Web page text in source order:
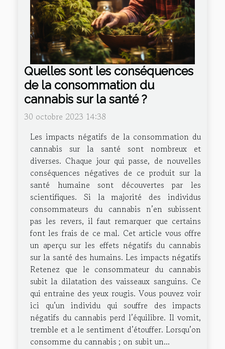
Quelles sont les conséquences
de la consommation du
cannabis sur la santé ?
30 octobre 2023 14:38
Les impacts négatifs de la consommation du
cannabis sur la santé sont nombreux et
diverses. Chaque jour qui passe, de nouvelles
conséquences négatives de ce produit sur la
santé humaine sont découvertes par les
scientifiques. Si la majorité des individus
consommateurs du cannabis n’en subissent
pas les revers, il faut remarquer que certains
font les frais de ce mal. Cet article vous offre
un aperçu sur les effets négatifs du cannabis
sur la santé des humains. Les impacts négatifs
Retenez que le consommateur du cannabis
subit la dilatation des vaisseaux sanguins. Ce
qui entraine des yeux rougis. Vous pouvez voir
ici qu’un individu qui souffre des impacts
négatifs du cannabis perd l’équilibre. Il vomit,
tremble et a le sentiment d’étouffer. Lorsqu’on
consomme du cannabis ; on subit un...